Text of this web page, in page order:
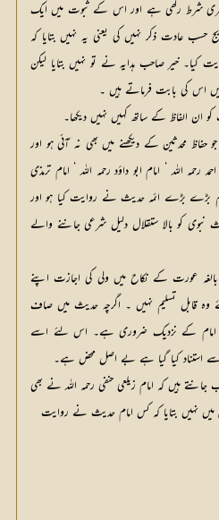
شرط رکھی ہے اور اس کے ثبوت میں ایک
عادت ذکر نہیں کی یعنی یہ نہیں بتایا کہ
خیر صاحب ہدایہ نے تو نہیں بتایا لیکن
میں اس کی بابت فرماتے ہیں ۔
ان الفاظ کے ساتھ کہیں نہیں دیکھا۔
حفاظ محدثین کے دیکھنے میں بھی نہ آئی ہو اور
اللہ ‘ امام ابو داؤد رحمہ اللہ ‘ امام ترمذی
بڑے بڑے ائمہ حدیث نے روایت کیا ہو اور
کو بالا ستقلال دلیل شرعی جاننے والے
عورت کے نکاح میں ولی کی اجازت اپنے
قابل تسلیم نہیں ۔ اگرچہ حدیث میں صاف
امام کے نزدیک ضروری ہے۔ اس لئے اسے
استناد کیا گیا ہے بے اصل محض ہے۔
ہیں کہ امام زیلعی حنفی رحمہ اللہ نے بھی
میں نہیں بتایا کہ کس امام حدیث نے روایت